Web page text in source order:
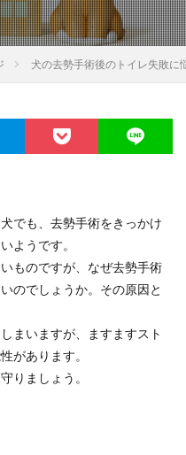
犬の去勢手術後のトイレ失敗に
でも、去勢手術をきっかけ
ようです。
ものですが、なぜ去勢手術
のでしょうか。その原因と
まいますが、ますますスト
があります。
りましょう。